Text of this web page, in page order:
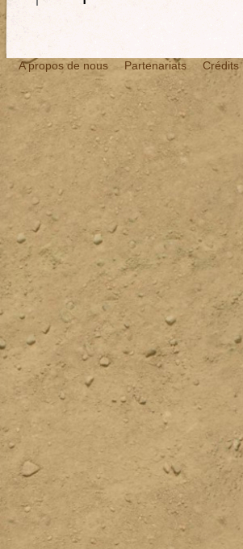
A propos de nous Partenariats Crédits